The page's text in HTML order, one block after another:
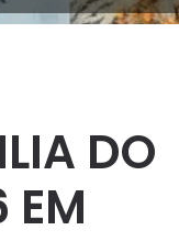
DO
EM